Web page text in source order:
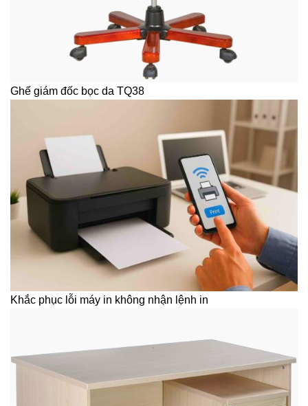
Ghế giám đốc bọc da TQ38
Khắc phục lỗi máy in không nhận lệnh in